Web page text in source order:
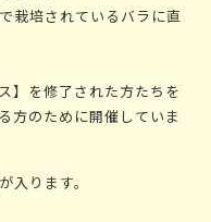
栽培されているバラに直
】を修了された方たちを
方のために開催していま
入ります。